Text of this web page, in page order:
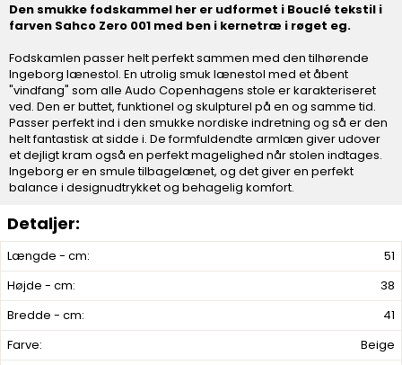
Længde - cm:
51
Højde - cm:
38
Bredde - cm:
41
Farve:
Beige
Den smukke fodskammel her er udformet i Bouclé tekstil i
farven Sahco Zero 001 med ben i kernetræ i røget eg.
Fodskamlen passer helt perfekt sammen med den tilhørende
Ingeborg lænestol. En utrolig smuk lænestol med et åbent
"vindfang" som alle Audo Copenhagens stole er karakteriseret
ved. Den er buttet, funktionel og skulpturel på en og samme tid.
Passer perfekt ind i den smukke nordiske indretning og så er den
helt fantastisk at sidde i. De formfuldendte armlæn giver udover
et dejligt kram også en perfekt magelighed når stolen indtages.
Ingeborg er en smule tilbagelænet, og det giver en perfekt
balance i designudtrykket og behagelig komfort.